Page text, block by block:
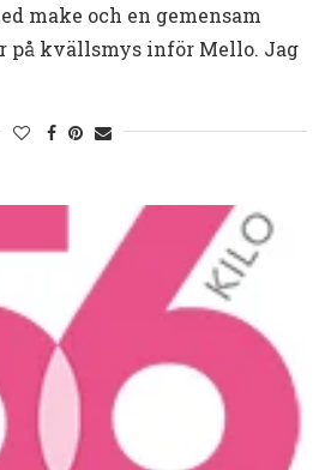
make och en gemensam
på kvällsmys inför Mello. Jag